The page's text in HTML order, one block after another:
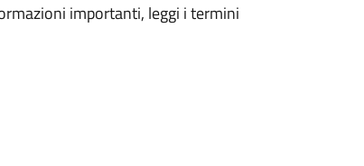
importanti, leggi i termini